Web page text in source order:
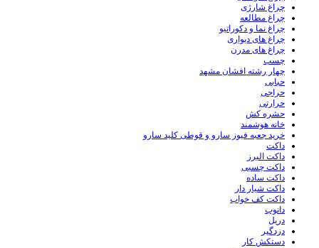
چراغ شارژی
چراغ مطالعه
چراغ نما و دکوراتیو
چراغ های دیواری
چراغ های مدرن
چسب
چهار رشته افشان مشهد
حبابی
حراجی
حرارتی
حشره کش
خانه هوشمند
خرید جعبه فیوز سارو و قوطی کلید سارو
داکت
داکت البرز
داکت چسبی
داکت ساده
داکت شیار دار
داکت کف خواب
دانوب
دریل
دزدگیر
دستکش کار